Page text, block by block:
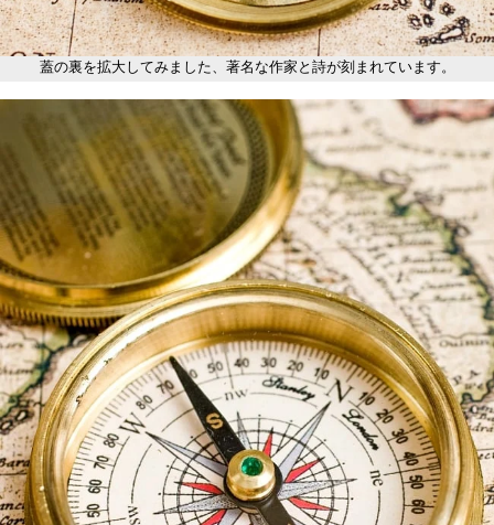
蓋の裏を拡大してみました、著名な作家と詩が刻まれています。